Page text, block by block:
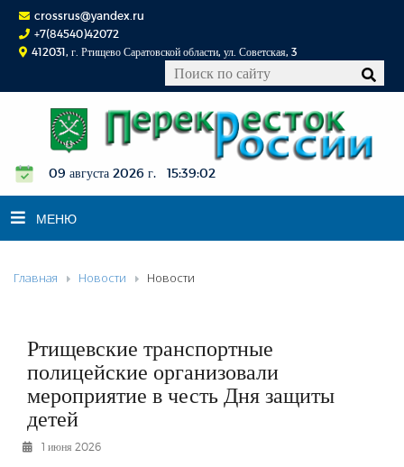
crossrus@yandex.ru
+7(84540)42072
412031, г. Ртищево Саратовской области, ул. Советская, 3
09 августа 2026 г. 15:39:03
МЕНЮ
НОВОСТИ
К СВЕДЕНИЮ
КОНКУРСЫ
ФОТОРЕПОРТАЖИ
РЕКЛАМОДАТЕЛЯМ
ОБЪЯВЛЕНИЯ
Главная Новости Новости
Ртищевские транспортные
полицейские организовали
мероприятие в честь Дня защиты
детей
1 июня 2026